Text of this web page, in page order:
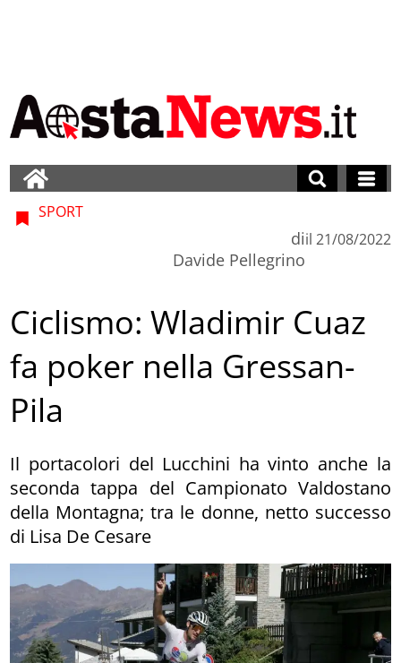
SPORT
di
Davide Pellegrino
il 21/08/2022
Ciclismo: Wladimir Cuaz
fa poker nella Gressan-
Pila
Il portacolori del Lucchini ha vinto anche la
seconda tappa del Campionato Valdostano
della Montagna; tra le donne, netto successo
di Lisa De Cesare